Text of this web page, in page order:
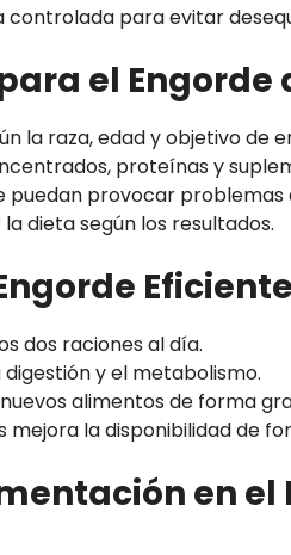
para evitar
el Engorde
la raza, edad y objetivo de
proteínas y
puedan provocar problemas
dieta según los resultados.
Eficiente
dos raciones al día.
digestión y el metabolismo.
alimentos de forma
la disponibilidad de
en el